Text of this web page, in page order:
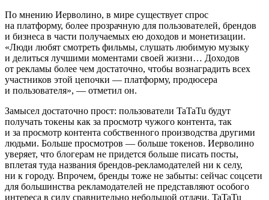
По мнению Иерволино, в мире существует спрос
на платформу, более прозрачную для пользователей, брендов
и бизнеса в части получаемых ею доходов и монетизации.
«Люди любят смотреть фильмы, слушать любимую музыку
и делиться лучшими моментами своей жизни… Доходов
от рекламы более чем достаточно, чтобы вознаградить всех
участников этой цепочки — платформу, продюсера
и пользователя», — отметил он.
Замысел достаточно прост: пользователи TaTaTu будут
получать токены как за просмотр чужого контента, так
и за просмотр контента собственного производства другими
людьми. Больше просмотров — больше токенов. Иерволино
уверяет, что блогерам не придется больше писать посты,
вплетая туда названия брендов-рекламодателей ни к селу,
ни к городу. Впрочем, бренды тоже не забыты: сейчас соцсети
для большинства рекламодателей не представляют особого
интереса в силу сравнительно небольшой отдачи. TaTaTu